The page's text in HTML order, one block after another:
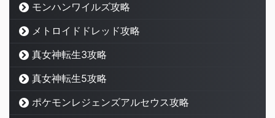
モンハンワイルズ攻略
メトロイドドレッド攻略
真女神転生3攻略
真女神転生5攻略
ポケモンレジェンズアルセウス攻略